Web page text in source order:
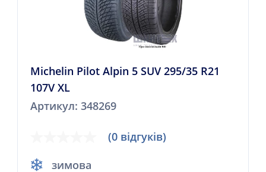
Michelin Pilot Alpin 5 SUV 295/35 R21
107V XL
Артикул: 348269
(0 відгуків)
зимова